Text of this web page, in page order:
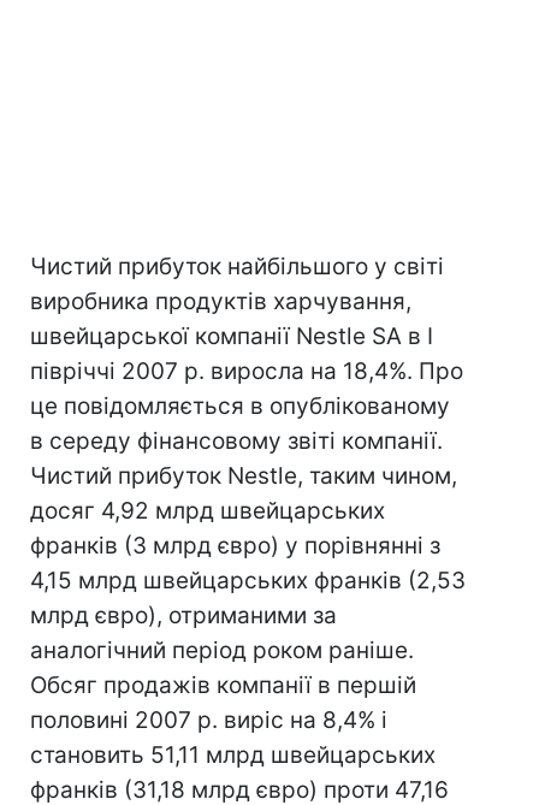
Чистий прибуток найбільшого у світі
виробника продуктів харчування,
швейцарської компанії Nestle SA в I
півріччі 2007 р. виросла на 18,4%. Про
це повідомляється в опублікованому
в середу фінансовому звіті компанії.
Чистий прибуток Nestle, таким чином,
досяг 4,92 млрд швейцарських
франків (3 млрд євро) у порівнянні з
4,15 млрд швейцарських франків (2,53
млрд євро), отриманими за
аналогічний період роком раніше.
Обсяг продажів компанії в першій
половині 2007 р. виріс на 8,4% і
становить 51,11 млрд швейцарських
франків (31,18 млрд євро) проти 47,16